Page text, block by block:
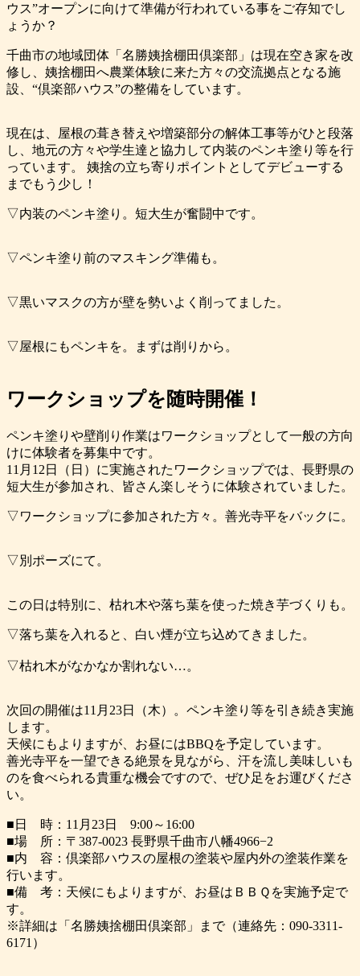
ウス”オープンに向けて準備が行われている事をご存知でし
ょうか？
千曲市の地域団体「名勝姨捨棚田倶楽部」は現在空き家を改
修し、姨捨棚田へ農業体験に来た方々の交流拠点となる施
設、“倶楽部ハウス”の整備をしています。
現在は、屋根の葺き替えや増築部分の解体工事等がひと段落
し、地元の方々や学生達と協力して内装のペンキ塗り等を行
っています。 姨捨の立ち寄りポイントとしてデビューする
までもう少し！
▽内装のペンキ塗り。短大生が奮闘中です。
▽ペンキ塗り前のマスキング準備も。
▽黒いマスクの方が壁を勢いよく削ってました。
▽屋根にもペンキを。まずは削りから。
ワークショップを随時開催！
ペンキ塗りや壁削り作業はワークショップとして一般の方向
けに体験者を募集中です。
11月12日（日）に実施されたワークショップでは、長野県の
短大生が参加され、皆さん楽しそうに体験されていました。
▽ワークショップに参加された方々。善光寺平をバックに。
▽別ポーズにて。
この日は特別に、枯れ木や落ち葉を使った焼き芋づくりも。
▽落ち葉を入れると、白い煙が立ち込めてきました。
▽枯れ木がなかなか割れない…。
次回の開催は11月23日（木）。ペンキ塗り等を引き続き実施
します。
天候にもよりますが、お昼にはBBQを予定しています。
善光寺平を一望できる絶景を見ながら、汗を流し美味しいも
のを食べられる貴重な機会ですので、ぜひ足をお運びくださ
い。
■日 時：11月23日 9:00～16:00
■場 所：〒387-0023 長野県千曲市八幡4966−2
■内 容：倶楽部ハウスの屋根の塗装や屋内外の塗装作業を
行います。
■備 考：天候にもよりますが、お昼はＢＢＱを実施予定で
す。
※詳細は「名勝姨捨棚田倶楽部」まで（連絡先：090-3311-
6171）